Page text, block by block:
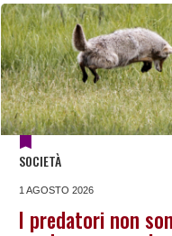
SOCIETÀ
1 AGOSTO 2026
I predatori non